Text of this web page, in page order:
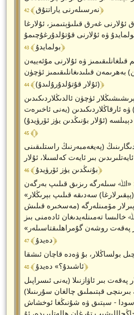
نەرسىلەرنى ياراتتۇق﴾ 42 ﴿
ئۇلارنى غەرق قىلىۋېتىمىز، ئۇلارغا
ۋە ئۇلارنى قۇتۇلدۇرغۇچىمۇ
بولمايدۇ﴾ 43 ﴿
ۋە ئۇلارنى مۇئەييەن
بەھرىمەن قىلىدىغانلىقىمىز ئۈچۈن
(ئۇلار قۇتۇلدۇرۇلىدۇ)﴾ 44 ﴿
ئۈچۈن ئالدىڭلاردىكىدىن
ۋە ئارقاڭلاردىكىدىن (يەنى ئاخىرەت
(ئۇلار بۇنىڭدىن يۈز ئۆرۈيدۇ)
﴾ 45 ﴿
(پەيغەمبەرنىڭ راستلىقىنى
بىر ئايەت كەلسىلا، ئۇلار
بۇنىڭدىن يۈز ئۆرۈيدۇ﴾ 46 ﴿
«اﷲ سىلەرگە رىزىق قىلىپ بەرگەن
سەدىقە قىلىپ بېرىڭلار»
مۆمىنلەرگە (مەسخىرە قىلىش
تەمىنلەيدىغان ئادەمنى بىز
پەقەت روشەن گۇمراھلىقتاسىلەر»
دەيدۇ﴾ 47 ﴿
بولساڭلار، بۇ ۋەدە قاچان ئىشقا
ئاشىدۇ؟» دەيدۇ﴾ 48 ﴿
پەقەت بىر ئاۋازنىلا (يەنى ئىسراپىل
قېتىملىق چالغان سۇرىنىلا)
سودا - سېتىق ۋە شۇنىڭغا ئوخشاش